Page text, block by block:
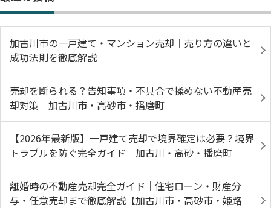
加古川市の一戸建て・マンション売却｜売り方の違いと
成功法則を徹底解説
売却を断られる？告知事項・不具合で揉めない不動産売
却対策｜加古川市・高砂市・播磨町
【2026年最新版】一戸建て売却で境界確定は必要？境界
トラブルを防ぐ完全ガイド｜加古川・高砂・播磨町
離婚時の不動産売却完全ガイド｜住宅ローン・財産分
与・任意売却まで徹底解説【加古川市・高砂市・姫路